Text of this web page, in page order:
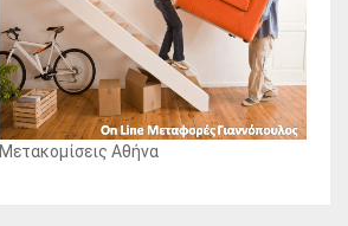
Μετακομίσεις Αθήνα